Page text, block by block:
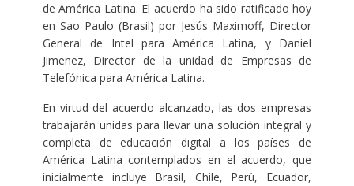
de América Latina. El acuerdo ha sido ratificado hoy
en Sao Paulo (Brasil) por Jesús Maximoff, Director
General de Intel para América Latina, y Daniel
Jimenez, Director de la unidad de Empresas de
Telefónica para América Latina.
En virtud del acuerdo alcanzado, las dos empresas
trabajarán unidas para llevar una solución integral y
completa de educación digital a los países de
América Latina contemplados en el acuerdo, que
inicialmente incluye Brasil, Chile, Perú, Ecuador,